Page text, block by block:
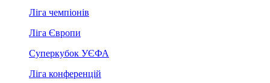
Ліга чемпіонів
Ліга Європи
Суперкубок УЄФА
Ліга конференцій